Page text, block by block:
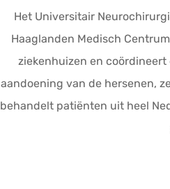
Het Universitair
Haaglanden Medisch
ziekenhuizen en
aandoening van de hersenen,
behandelt patiënten uit heel